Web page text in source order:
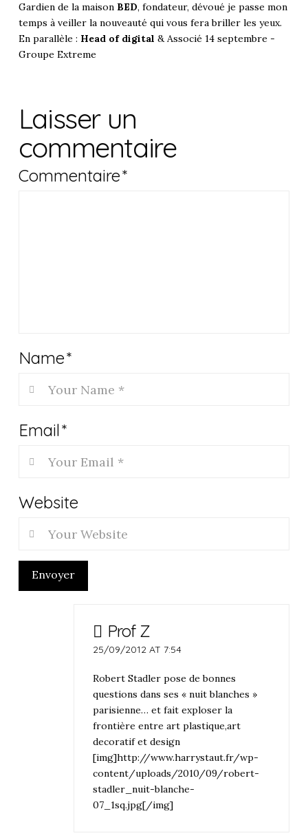
Gardien de la maison BED, fondateur, dévoué je passe mon
temps à veiller la nouveauté qui vous fera briller les yeux.
En parallèle : Head of digital & Associé 14 septembre -
Groupe Extreme
Laisser un
commentaire
Commentaire*
Name*
Email*
Website
Envoyer
Prof Z
25/09/2012 AT 7:54
Robert Stadler pose de bonnes
questions dans ses « nuit blanches »
parisienne… et fait exploser la
frontière entre art plastique,art
decoratif et design
[img]http://www.harrystaut.fr/wp-
content/uploads/2010/09/robert-
stadler_nuit-blanche-
07_1sq.jpg[/img]